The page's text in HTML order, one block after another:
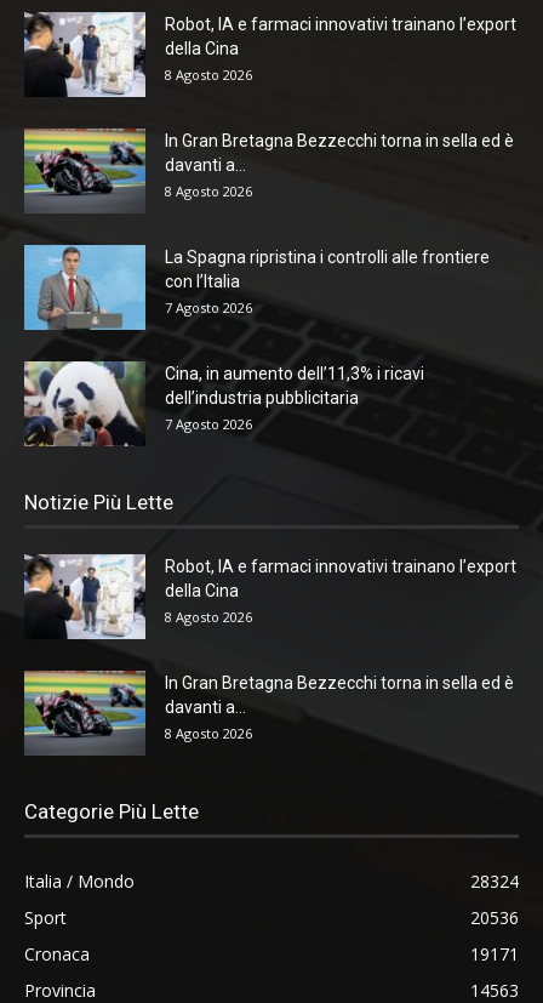
Robot, IA e farmaci innovativi trainano l’export
della Cina
8 Agosto 2026
In Gran Bretagna Bezzecchi torna in sella ed è
davanti a...
8 Agosto 2026
La Spagna ripristina i controlli alle frontiere
con l’Italia
7 Agosto 2026
Cina, in aumento dell’11,3% i ricavi
dell’industria pubblicitaria
7 Agosto 2026
Notizie Più Lette
Robot, IA e farmaci innovativi trainano l’export
della Cina
8 Agosto 2026
In Gran Bretagna Bezzecchi torna in sella ed è
davanti a...
8 Agosto 2026
Categorie Più Lette
Italia / Mondo
28324
Sport
20536
Cronaca
19171
Provincia
14563